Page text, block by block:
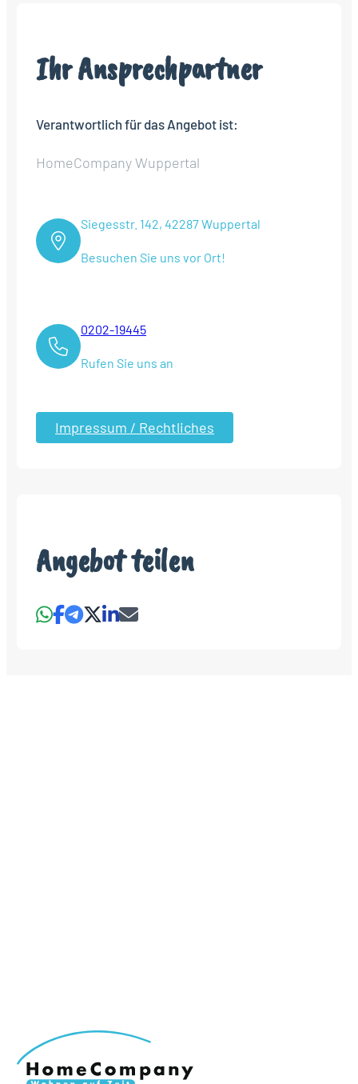
Ihr Ansprechpartner
Verantwortlich für das Angebot ist:
HomeCompany Wuppertal
Siegesstr. 142, 42287 Wuppertal
Besuchen Sie uns vor Ort!
0202-19445
Rufen Sie uns an
Impressum / Rechtliches
Angebot teilen